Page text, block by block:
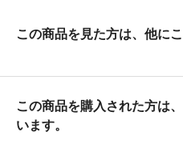
この商品を見た方は、他に
この商品を購入された方は
います。